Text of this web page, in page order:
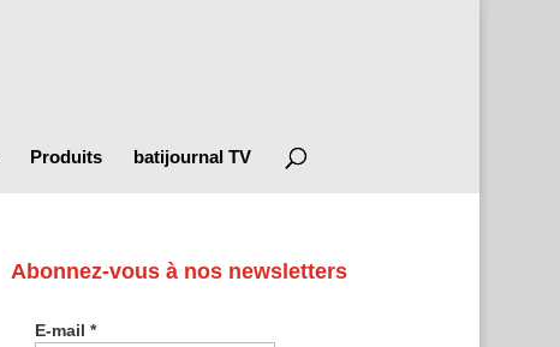
Produits batijournal TV
Abonnez-vous à nos newsletters
E-mail*